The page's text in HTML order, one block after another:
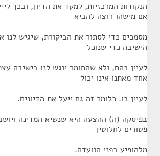
הנקודות המרכזיות, למקד את הדיון, ובכך
אם מישהו רוצה להביא
מסמכים כדי לסתור את הביקורת, שיגיש לנו
הישיבה כדי שנוכל
לעיין בהם, ולא שהחומר יוגש לנו בישיבה
אחד מאתנו אינו יכול
לעיין בו. כלומר זה גם ייעל את הדיונים.
בפיסקה (ה) ההצעה היא שנשיא המדינה
פטורים לחלוטין
מלהופיע בפני הוועדה.